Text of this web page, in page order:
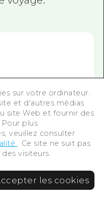
Bien sûr,
voyage.
sur votre ordinateur.
et d'autres médias
site Web et fournir des
Pour plus
veuillez consulter
. Ce site ne suit pas
visiteurs.
les cookies